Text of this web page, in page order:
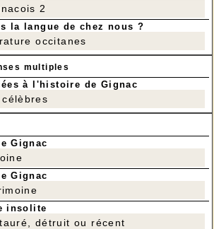
2
la langue de chez nous ?
occitanes
multiples
à l'histoire de Gignac
Gignac
Gignac
insolite
détruit ou récent